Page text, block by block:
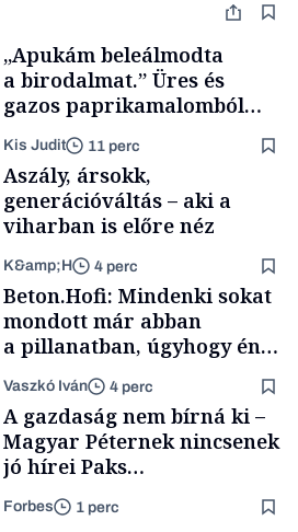
„Apukám beleálmodta
a birodalmat.” Üres és
gazos paprikamalomból
lett az igazi családi
fűszersztori
Kis Judit 11 perc
Aszály, ársokk,
generációváltás – aki a
viharban is előre néz
K&amp;H 4 perc
Beton.Hofi: Mindenki sokat
mondott már abban
a pillanatban, úgyhogy én
a legsarkosabb
gondolataimat akartam
kimondani
Vaszkó Iván 4 perc
A gazdaság nem bírná ki –
Magyar Péternek nincsenek
jó hírei Paks
újraindításáról
Forbes 1 perc